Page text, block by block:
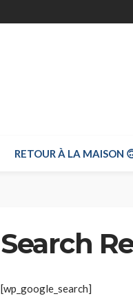
RETOUR À LA MAISON
Search
[wp_google_search]